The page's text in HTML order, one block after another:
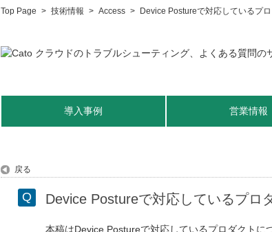
Top Page > 技術情報 > Access > Device Postureで対応しているプ
導入事例 営業情報
戻る
Device Postureで対応しているプロ
本稿はDevice Postureで対応しているプロダクトに